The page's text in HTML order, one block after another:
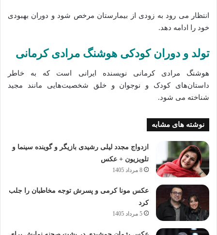
انتظار می‌ رود به زودی از بیمارستان مرخص شود و دوران بهبودی
خود را ادامه دهد.
تولد و دوران کودکی هوشنگ مرادی کرمانی
هوشنگ مرادی کرمانی نویسنده ایرانی است که به خاطر
داستان‌های کودک و نوجوان و خلق شخصیت‌هایی مانند مجید
شناخته می‌ شود.
نوشته های مشابه
ازدواج مجدد لیلی رشیدی بازیگر و گوینده سینما و
تلویزیون + عکس
8 مرداد 1405
عکس مونا کرمی و پسرش توجه مخاطبان را جلب
کرد
5 مرداد 1405